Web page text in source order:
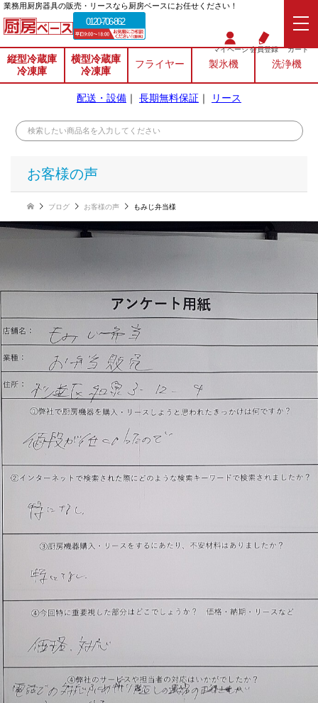
業務⽤厨房器具の販売・リースなら厨房ベースにお任せください！
0120-706-862
マイページ会員登録 カート
縦型冷蔵庫
冷凍庫
横型冷蔵庫
冷凍庫
フライヤー 製氷機 洗浄機
配送・設備 ｜ 長期無料保証 ｜ リース
お客様の声
ブログ お客様の声 もみじ弁当様